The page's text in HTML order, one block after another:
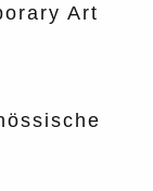
Art